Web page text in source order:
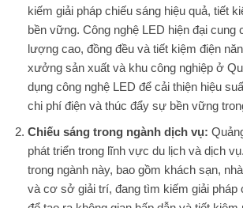
kiếm giải pháp chiếu sáng hiệu quả, tiết
bền vững. Công nghệ LED hiện đại cung
lượng cao, đồng đều và tiết kiệm điện
xưởng sản xuất và khu công nghiệp ở
dụng công nghệ LED để cải thiện hiệu
chi phí điện và thúc đẩy sự bền vững
Chiếu sáng trong ngành dịch vụ:
phát triển trong lĩnh vực du lịch và dịch
trong ngành này, bao gồm khách sạn,
và cơ sở giải trí, đang tìm kiếm giải pháp